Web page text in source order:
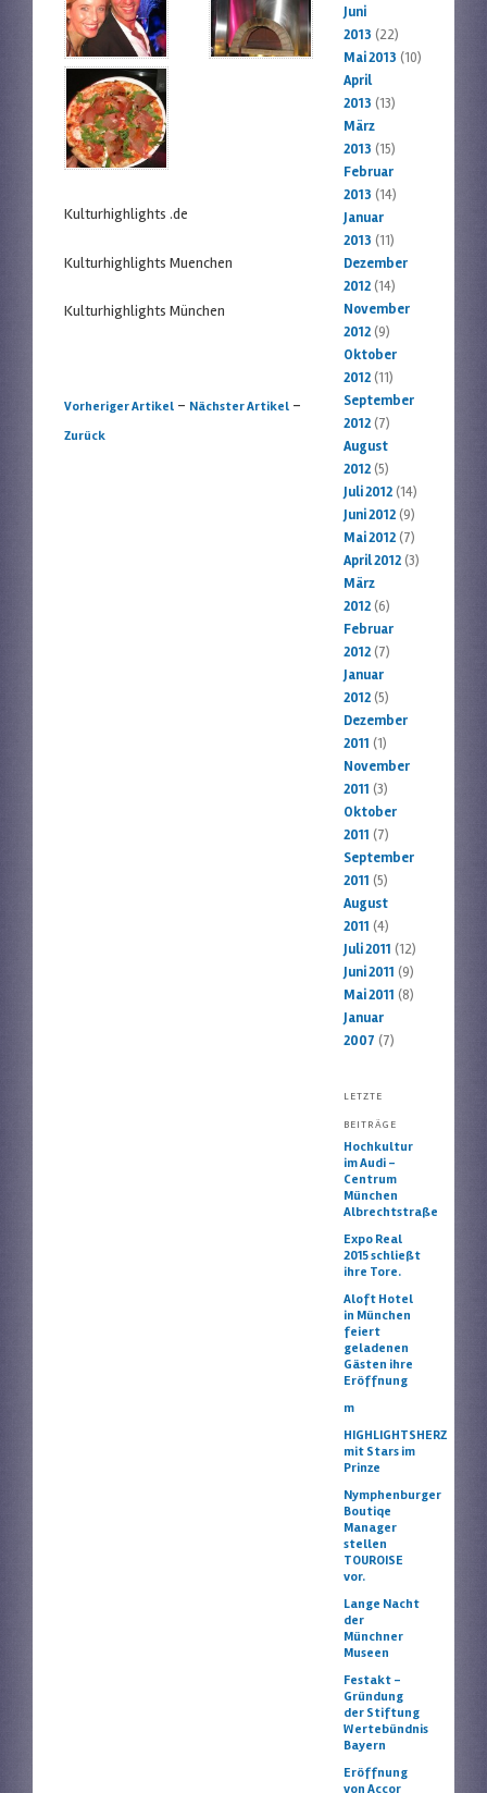
Kulturhighlights .de
Kulturhighlights Muenchen
Kulturhighlights München
Artikelnavigation
Vorheriger Artikel - Nächster Artikel -
Zurück
Juni
2013 (22)
Mai 2013 (10)
April
2013 (13)
März
2013 (15)
Februar
2013 (14)
Januar
2013 (11)
Dezember
2012(14)
November
2012(9)
Oktober
2012(11)
September
2012(7)
August
2012(5)
Juli 2012(14)
Juni 2012(9)
Mai 2012(7)
April 2012(3)
März
2012(6)
Februar
2012(7)
Januar
2012(5)
Dezember
2011 (1)
November
2011 (3)
Oktober
2011 (7)
September
2011 (5)
August
2011 (4)
Juli 2011 (12)
Juni 2011 (9)
Mai 2011 (8)
Januar
2007 (7)
LETZTE
BEITRÄGE
Hochkultur
im Audi –
Centrum
München
Albrechtstraße
Expo Real
2015 schließt
ihre Tore.
Aloft Hotel
in München
feiert
geladenen
Gästen ihre
Eröffnung
m
HIGHLIGHTSHERZ
mit Stars im
Prinze
Nymphenburger
Boutiqe
Manager
stellen
TOUROISE
vor.
Lange Nacht
der
Münchner
Museen
Festakt –
Gründung
der Stiftung
Wertebündnis
Bayern
Eröffnung
von Accor